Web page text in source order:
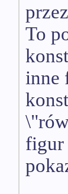
To
inne
figur